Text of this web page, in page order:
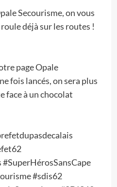
Secourisme, on vous
déjà sur les routes !
page Opale
fois lancés, on sera plus
face à un chocolat
#sdis62